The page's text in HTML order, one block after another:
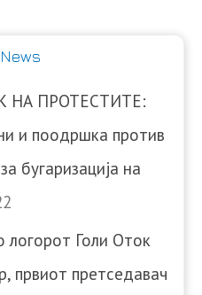
НА ПРОТЕСТИТЕ:
и поодршка против
бугаризација на
Голи Оток
првиот претседавач